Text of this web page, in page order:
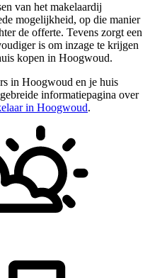
van het makelaardij
mogelijkheid, op die manier
de offerte. Tevens zorgt een
is om inzage te krijgen
kopen in Hoogwoud.
in Hoogwoud en je huis
informatiepagina over
in Hoogwoud.